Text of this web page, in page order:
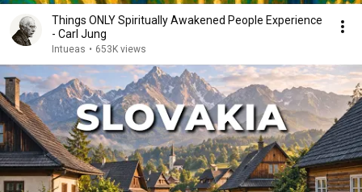
Things ONLY Spiritually Awakened People Experience
- Carl Jung
Intueas • 653K views